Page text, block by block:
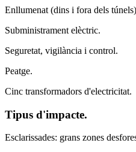
Enllumenat (dins i fora dels
Subministrament elèctric.
Seguretat, vigilància i control.
Peatge.
Cinc transformadors d'electricitat.
Tipus d'impacte.
Esclarissades: grans zones